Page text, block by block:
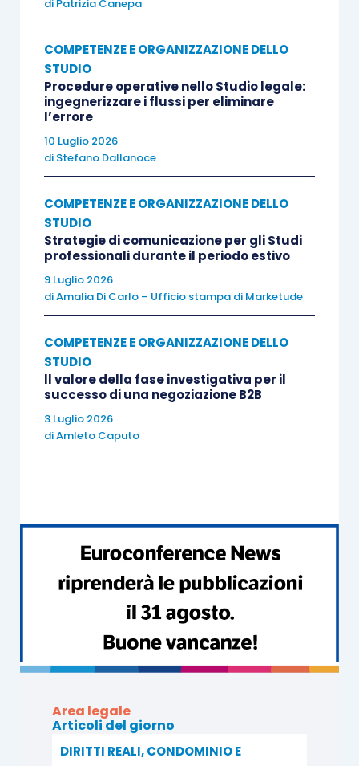
di Patrizia Canepa
COMPETENZE E ORGANIZZAZIONE DELLO
STUDIO
Procedure operative nello Studio legale:
ingegnerizzare i flussi per eliminare
l’errore
10 Luglio 2026
di Stefano Dallanoce
COMPETENZE E ORGANIZZAZIONE DELLO
STUDIO
Strategie di comunicazione per gli Studi
professionali durante il periodo estivo
9 Luglio 2026
diAmalia Di Carlo – Ufficio stampa di Marketude
COMPETENZE E ORGANIZZAZIONE DELLO
STUDIO
ll valore della fase investigativa per il
successo di una negoziazione B2B
3 Luglio 2026
diAmleto Caputo
Area legale
Articoli del giorno
DIRITTI REALI, CONDOMINIO E